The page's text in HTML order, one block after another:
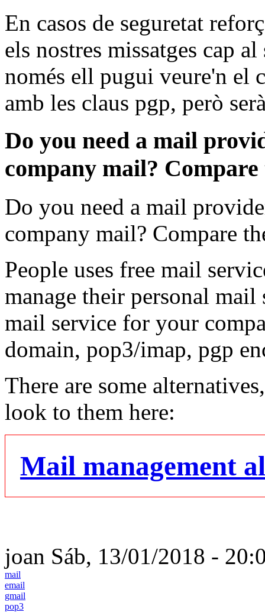
En casos de seguretat
els nostres missatges cap
només ell pugui veure'n el
amb les claus pgp, però
Do you need a mail
company mail?
Do you need a mail
company mail? Compare
People uses free mail
manage their personal
mail service for your
domain, pop3/imap, pgp
There are some
look to them here:
Mail management
joan Sáb, 13/01/2018 -
mail
email
gmail
pop3